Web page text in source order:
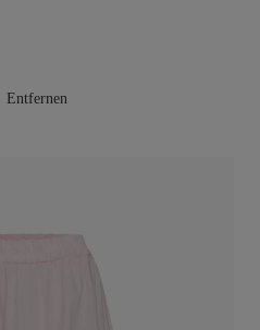
Entfernen